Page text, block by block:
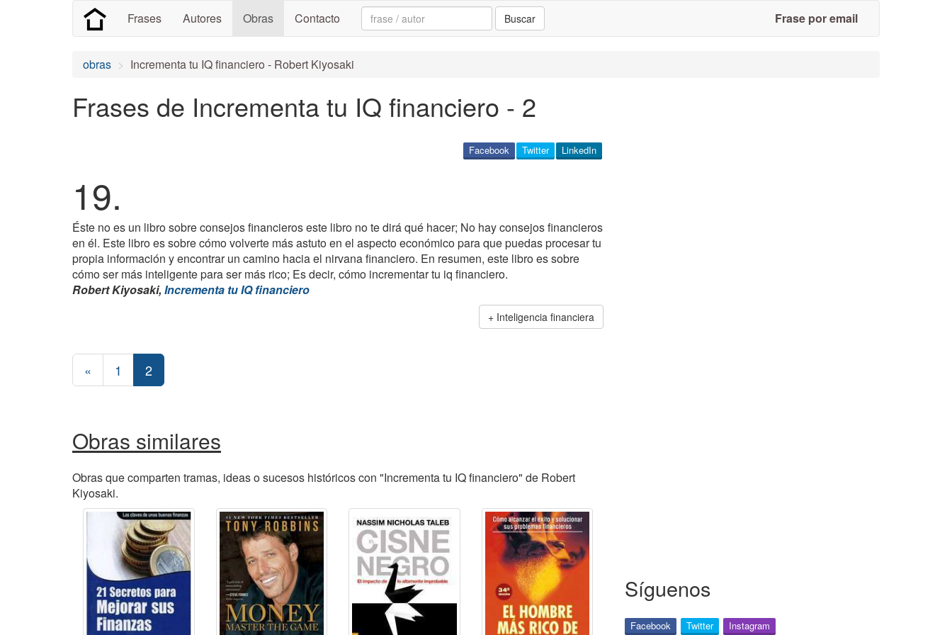
Frases Autores Obras Contacto Search: Buscar Frase por email
obras Incrementa tu IQ financiero - Robert Kiyosaki
Frases de Incrementa tu IQ financiero - 2
LinkedIn
Twitter
Facebook
19.
Éste no es un libro sobre consejos financieros este libro no te dirá qué hacer; No hay consejos financieros
en él. Este libro es sobre cómo volverte más astuto en el aspecto económico para que puedas procesar tu
propia información y encontrar un camino hacia el nirvana financiero. En resumen, este libro es sobre
cómo ser más inteligente para ser más rico; Es decir, cómo incrementar tu iq financiero.
Robert Kiyosaki, Incrementa tu IQ financiero
Inteligencia financiera
« 1 2
Obras similares
Obras que comparten tramas, ideas o sucesos históricos con "Incrementa tu IQ financiero" de Robert
Kiyosaki.
Síguenos
Facebook Twitter Instagram